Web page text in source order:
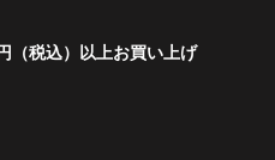
（税込）以上お買い上げ